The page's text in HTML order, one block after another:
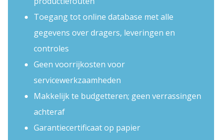
Toegang tot online database met alle
gegevens over dragers, leveringen en
controles
Geen voorrijkosten voor
servicewerkzaamheden
Makkelijk te budgetteren; geen verrassingen
achteraf
Garantiecertificaat op papier